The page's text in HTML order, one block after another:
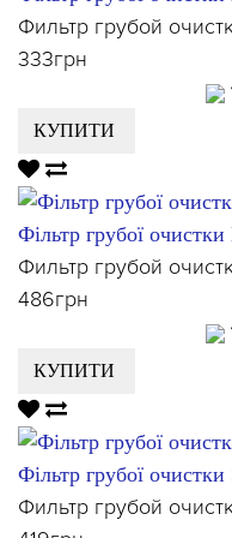
Фильтр грубой
333грн
КУПИТИ
Фільтр грубої
Фильтр грубой
486грн
КУПИТИ
Фільтр грубої
Фильтр грубой